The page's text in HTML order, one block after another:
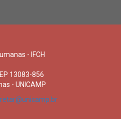
- IFCH
13083-856
- UNICAMP